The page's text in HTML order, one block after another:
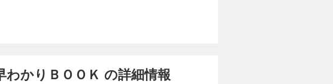
かりＢＯＯＫ の詳細情報